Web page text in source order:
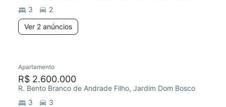
3
2
Ver 2 anúncios
Apartamento
R$ 2.600.000
R. Bento Branco de Andrade Filho, Jardim Dom Bosco
3
3